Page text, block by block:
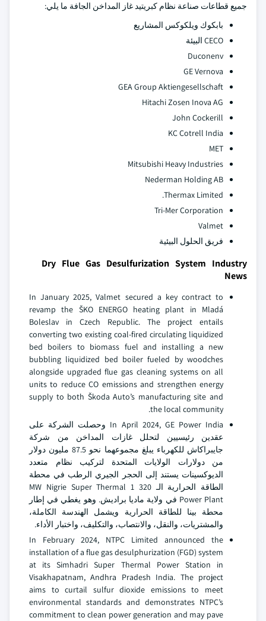
جميع قطاعات صناعة نظام كبريتيد غاز المداخن الجافة ما يلي:
بابكوك ويلكوكس المشاريع
CECO البيئة
Duconenv
GE Vernova
GEA Group Aktiengesellschaft
Hitachi Zosen Inova AG
John Cockerill
KC Cotrell India
MET
Mitsubishi Heavy Industries
Nederman Holding AB
Thermax Limited.
Tri-Mer Corporation
Valmet
فريق الحلول البيئية
Dry Flue Gas Desulfurization System Industry
News
In January 2025, Valmet secured a key contract to
revamp the ŠKO ENERGO heating plant in Mladá
Boleslav in Czech Republic. The project entails
converting two existing coal-fired circulating liquidized
bed boilers to biomass fuel and installing a new
bubbling liquidized bed boiler fueled by woodches
alongside upgraded flue gas cleaning systems on all
units to reduce CO emissions and strengthen energy
supply to both Škoda Auto’s manufacturing site and
the local community.
In April 2024, GE Power India وحصلت الشركة على
عقدين رئيسيين لتحلل غازات المداخن من شركة
جايبراكاش للكهرباء يبلغ مجموعهما نحو 87.5 مليون دولار
من دولارات الولايات المتحدة لتركيب نظام متعدد
الديوكسينات يستند إلى الحجر الجيري الرطب في محطة
الطاقة الحرارية الـ 320 1 MW Nigrie Super Thermal
Power Plant في ولاية ماديا براديش. وهو يغطي في إطار
محطة بينا للطاقة الحرارية ويشمل الهندسة الكاملة،
والمشتريات، والنقل، والانتصاب، والتكليف، واختبار الأداء.
In February 2024, NTPC Limited announced the
installation of a flue gas desulphurization (FGD) system
at its Simhadri Super Thermal Power Station in
Visakhapatnam, Andhra Pradesh India. The project
aims to curtail sulfur dioxide emissions to meet
environmental standards and demonstrates NTPC’s
commitment to clean power generation and may pave